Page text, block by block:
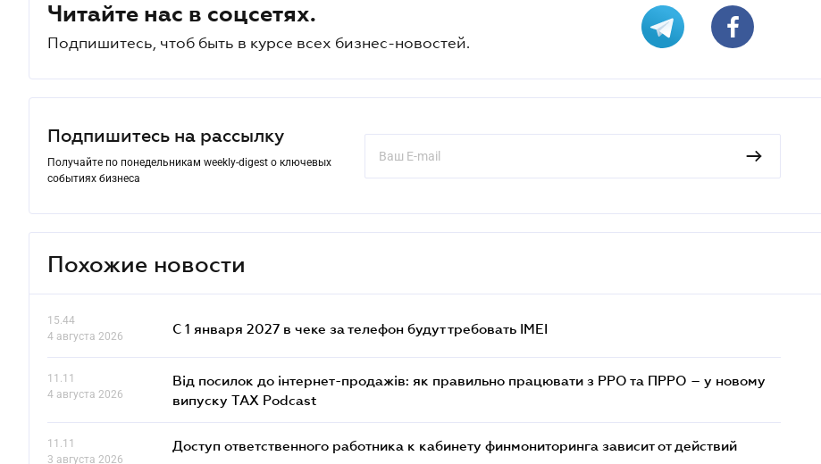
Читайте нас в соцсетях.
Подпишитесь, чтоб быть в курсе всех бизнес-новостей.
Подпишитесь на рассылку
Получайте по понедельникам weekly-digest о ключевых
событиях бизнеса
Похожие новости
15.44
4 августа 2026
С 1 января 2027 в чеке за телефон будут требовать IMEI
11.11
4 августа 2026
Від посилок до інтернет-продажів: як правильно працювати з РРО та ПРРО – у новому
випуску TAX Podcast
11.11
3 августа 2026
Доступ ответственного работника к кабинету финмониторинга зависит от действий